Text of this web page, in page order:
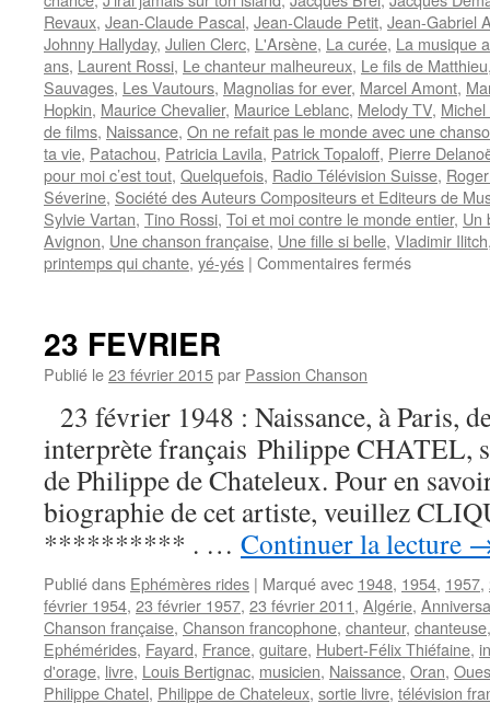
Revaux, Jean-Claude Pascal, Jean-Claude Petit, Jean-Gabriel
Johnny Hallyday, Julien Clerc, L'Arsène, La curée, La musique
ans, Laurent Rossi, Le chanteur malheureux, Le fils de Matthieu
Sauvages, Les Vautours, Magnolias for ever, Marcel Amont,
Hopkin, Maurice Chevalier, Maurice Leblanc, Melody TV,
de films, Naissance, On ne refait pas le monde avec une
ta vie, Patachou, Patricia Lavila, Patrick Topaloff, Pierre
pour moi c’est tout, Quelquefois, Radio Télévision Suisse,
Séverine, Société des Auteurs Compositeurs et Editeurs de
Sylvie Vartan, Tino Rossi, Toi et moi contre le monde entier, Un
Avignon, Une chanson française, Une fille si belle, Vladimir Ilitch
printemps qui chante, yé-yés | Commentaires ferméssur
23 FEVRIER
Publié le23 février 2015par Passion Chanson
23 février 1948 : Naissance, à Paris,
interprète français Philippe CHATEL,
de Philippe de Chateleux. Pour en
biographie de cet artiste, veuillez
********** . … Continuer la lecture
Publié dans Ephémères rides | Marqué avec 1948, 1954, 1957,
février 1954, 23 février 1957, 23 février 2011, Algérie,
Chanson française, Chanson francophone, chanteur, chanteuse
Ephémérides, Fayard, France, guitare, Hubert-Félix Thiéfaine,
d'orage, livre, Louis Bertignac, musicien, Naissance, Oran,
Philippe Chatel, Philippe de Chateleux, sortie livre, télévision